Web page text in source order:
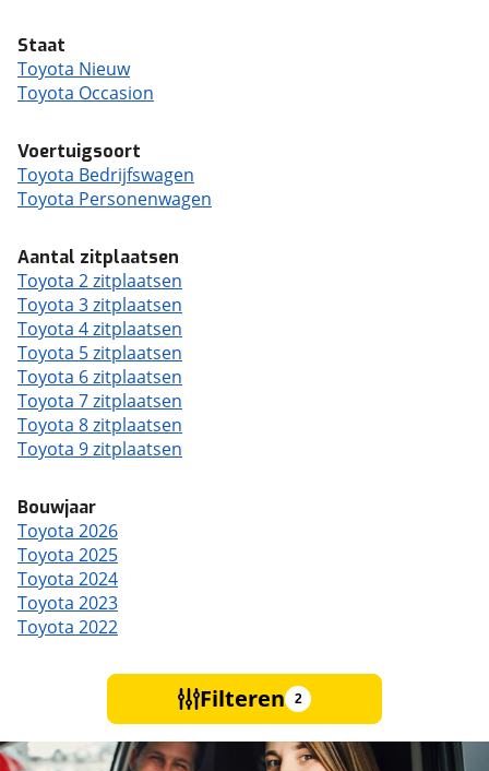
Staat
Toyota Nieuw
Toyota Occasion
Voertuigsoort
Toyota Bedrijfswagen
Toyota Personenwagen
Aantal zitplaatsen
Toyota 2 zitplaatsen
Toyota 3 zitplaatsen
Toyota 4 zitplaatsen
Toyota 5 zitplaatsen
Toyota 6 zitplaatsen
Toyota 7 zitplaatsen
Toyota 8 zitplaatsen
Toyota 9 zitplaatsen
Bouwjaar
Toyota 2026
Toyota 2025
Toyota 2024
Toyota 2023
Toyota 2022
Filteren 2